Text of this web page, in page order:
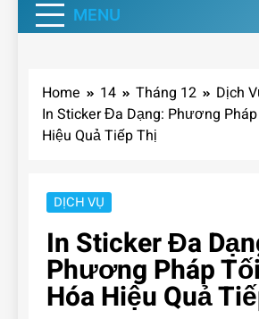
MENU
Home 14 Tháng 12
Dịch
In Sticker Đa Dạng: Phương
Hiệu Quả Tiếp Thị
DỊCH VỤ
In Sticker Đa
Phương Pháp
Hóa Hiệu Quả